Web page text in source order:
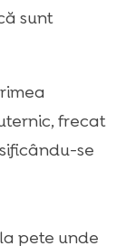
sunt
frecat
se
pete unde